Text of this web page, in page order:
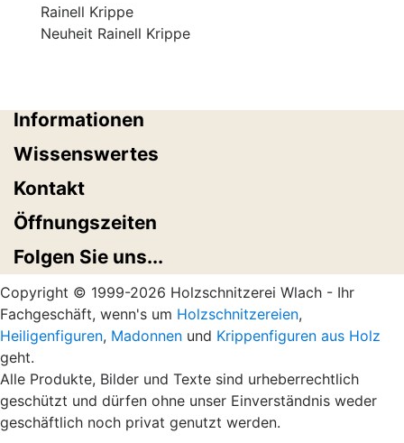
Rainell Krippe
Neuheit Rainell Krippe
Informationen
Wissenswertes
Kontakt
Öffnungszeiten
Folgen Sie uns...
Copyright © 1999-2026 Holzschnitzerei Wlach - Ihr
Fachgeschäft, wenn's um Holzschnitzereien,
Heiligenfiguren, Madonnen und Krippenfiguren aus Holz
geht.
Alle Produkte, Bilder und Texte sind urheberrechtlich
geschützt und dürfen ohne unser Einverständnis weder
geschäftlich noch privat genutzt werden.